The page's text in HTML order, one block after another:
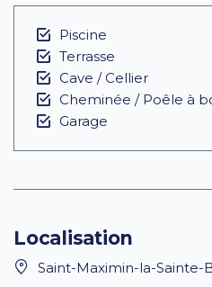
Piscine
Terrasse
Cave / Cellier
Cheminée / Poêle à
Garage
Localisation
Saint-Maximin-la-Sainte-